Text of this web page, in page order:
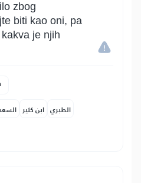
zbog
biti kao oni, pa
je njih
ابن كثير الطبري